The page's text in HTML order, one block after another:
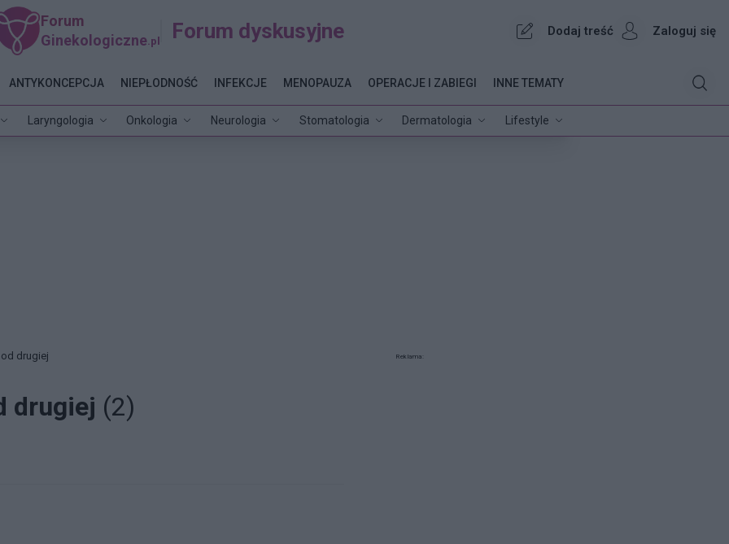
Forum
Ginekologiczne .pl Forum dyskusyjne Dodaj treść Zaloguj się
Laryngologia Onkologia Neurologia Stomatologia Dermatologia Lifestyle
ANTYKONCEPCJA NIEPŁODNOŚĆ INFEKCJE MENOPAUZA OPERACJE I ZABIEGI INNE TEMATY
drugiej
drugiej (2)
Reklama: